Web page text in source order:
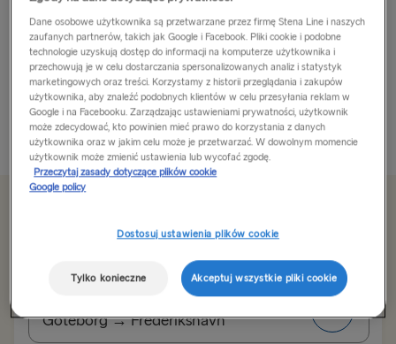
Höga Kusten, Wysokie Wybrzeże Szwecji, oferuje
porywające widoki z dowolnego miejsca. Bez względu
na to, czy szukasz ekspedycji pełnej adrenaliny, czy też
mniejszych przygód podczas wędrówki, Höga Kusten
da ci o wiele więcej...
Przeczytaj więcej
za podróż w jedną stronę dla samochodu i kierowcy
Göteborg → Frederikshavn
Dane osobowe użytkownika są przetwarzane przez firmę Stena Line i naszych
zaufanych partnerów, takich jak Google i Facebook. Pliki cookie i podobne
technologie uzyskują dostęp do informacji na komputerze użytkownika i
przechowują je w celu dostarczania spersonalizowanych analiz i statystyk
marketingowych oraz treści. Korzystamy z historii przeglądania i zakupów
użytkownika, aby znaleźć podobnych klientów w celu przesyłania reklam w
Google i na Facebooku. Zarządzając ustawieniami prywatności, użytkownik
może zdecydować, kto powinien mieć prawo do korzystania z danych
użytkownika oraz w jakim celu może je przetwarzać. W dowolnym momencie
użytkownik może zmienić ustawienia lub wycofać zgodę.
Przeczytaj zasady dotyczące plików cookie
Google policy
Dostosuj ustawienia plików cookie
Tylko konieczne Akceptuj wszystkie pliki cookie